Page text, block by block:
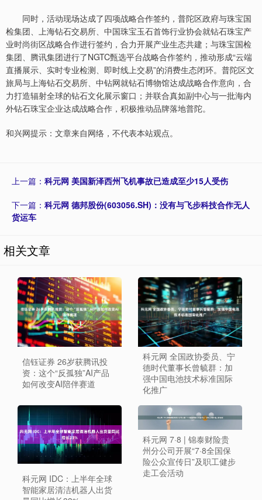
同时，活动现场达成了四项战略合作签约，普陀区政府与珠宝国
检集团、上海钻石交易所、中国珠宝玉石首饰行业协会就钻石珠宝产
业时尚街区战略合作进行签约，合力开展产业生态共建；与珠宝国检
集团、腾讯集团进行了NGTC甄选平台战略合作签约，推动形成“云端
直播展示、实时专业检测、即时线上交易”的消费生态闭环。普陀区文
旅局与上海钻石交易所、中钻网就钻石博物馆达成战略合作意向，合
力打造辐射全球的钻石文化展示窗口；并联合真如副中心与一批海内
外钻石珠宝企业达成战略合作，积极推动品牌落地普陀。
和兴网提示：文章来自网络，不代表本站观点。
上一篇： 科元网 美国新泽西州飞机事故已造成至少15人受伤
下一篇： 科元网 德邦股份(603056.SH)：没有与飞步科技合作无人
货运车
相关文章
信钰证券 26岁获腾讯投
资：这个“反孤独”AI产品
如何改变AI陪伴赛道
科元网 全国政协委员、宁
德时代董事长曾毓群：加
强中国电池技术标准国际
化推广
科元网 IDC：上半年全球
智能家居清洁机器人出货
科元网 7·8 | 锦泰财险贵
州分公司开展“7·8全国保
险公众宣传日”及职工健步
走工会活动